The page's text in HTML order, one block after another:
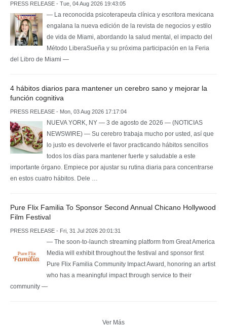
PRESS RELEASE - Tue, 04 Aug 2026 19:43:05
— La reconocida psicoterapeuta clínica y escritora mexicana
engalana la nueva edición de la revista de negocios y estilo
de vida de Miami, abordando la salud mental, el impacto del
Método LiberaSueña y su próxima participación en la Feria
del Libro de Miami —
4 hábitos diarios para mantener un cerebro sano y mejorar la
función cognitiva
PRESS RELEASE - Mon, 03 Aug 2026 17:17:04
NUEVA YORK, NY — 3 de agosto de 2026 — (NOTICIAS
NEWSWIRE) — Su cerebro trabaja mucho por usted, así que
lo justo es devolverle el favor practicando hábitos sencillos
todos los días para mantener fuerte y saludable a este
importante órgano. Empiece por ajustar su rutina diaria para concentrarse
en estos cuatro hábitos. Dele …
Pure Flix Familia To Sponsor Second Annual Chicano Hollywood
Film Festival
PRESS RELEASE - Fri, 31 Jul 2026 20:01:31
— The soon-to-launch streaming platform from Great America
Media will exhibit throughout the festival and sponsor first
Pure Flix Familia Community Impact Award, honoring an artist
who has a meaningful impact through service to their
community —
Ver Más